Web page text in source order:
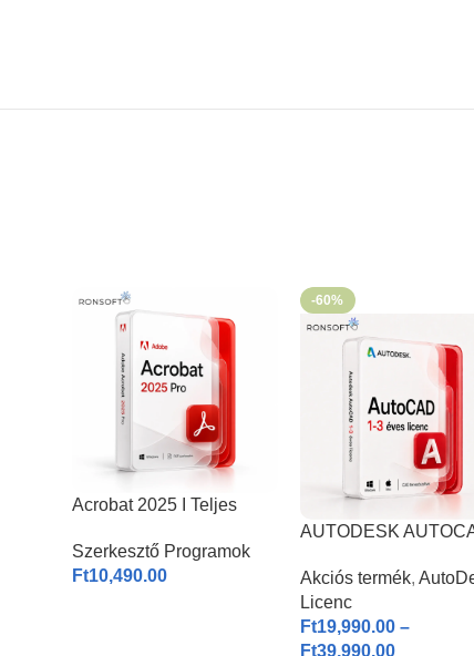
Acrobat 2025 I Teljes
Szerkesztő Programok
Ft10,490.00
-60%
AUTODESK
1-3 éves licenc I
Akciós termék,
Licenc
Ft19,990.00 –
Ft39,990.00